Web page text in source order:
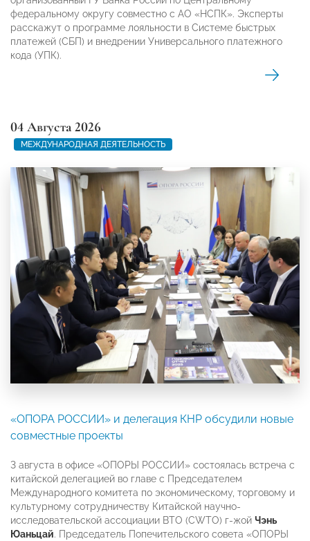
федеральному округу совместно с АО «НСПК». Эксперты
расскажут о программе лояльности в Системе быстрых
платежей (СБП) и внедрении Универсального платежного
кода (УПК).
04 Августа 2026
МЕЖДУНАРОДНАЯ ДЕЯТЕЛЬНОСТЬ
«ОПОРА РОССИИ» и делегация КНР обсудили новые
совместные проекты
3 августа в офисе «ОПОРЫ РОССИИ» состоялась встреча с
китайской делегацией во главе с Председателем
Международного комитета по экономическому, торговому и
культурному сотрудничеству Китайской научно-
исследовательской ассоциации ВТО (CWTO) г-жой Чэнь
Юаньцай. Председатель Попечительского совета «ОПОРЫ